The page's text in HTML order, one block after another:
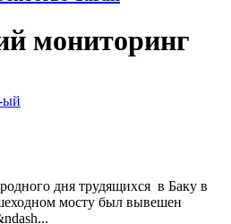
мониторинг
ый
дня трудящихся в Баку в
мосту был вывешен